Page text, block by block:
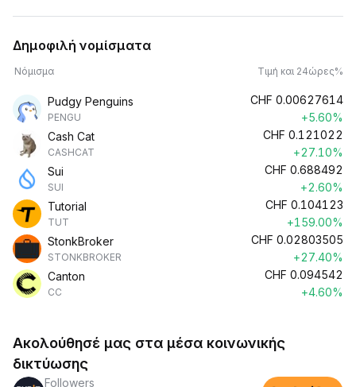
Δημοφιλή νομίσματα
Νόμισμα Τιμή και 24ώρες%
Pudgy Penguins
PENGU
CHF 0.00627614
+5.60%
Cash Cat
CASHCAT
CHF 0.121022
+27.10%
Sui
SUI
CHF 0.688492
+2.60%
Tutorial
TUT
CHF 0.104123
+159.00%
StonkBroker
STONKBROKER
CHF 0.02803505
+27.40%
Canton
CC
CHF 0.094542
+4.60%
Ακολούθησέ μας στα μέσα κοινωνικής
δικτύωσης
Followers